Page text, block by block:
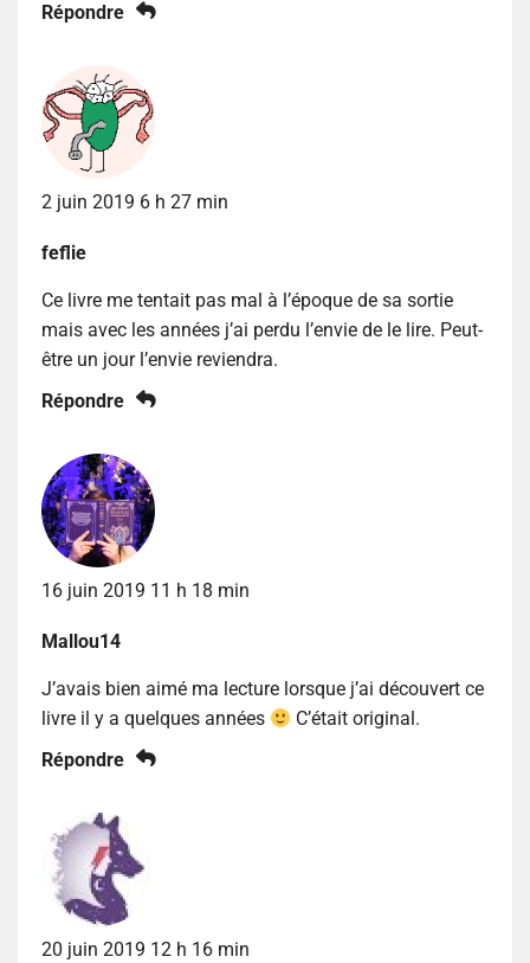
Répondre
2 juin 2019 6 h 27 min
feflie
Ce livre me tentait pas mal à l’époque de sa sortie
mais avec les années j’ai perdu l’envie de le lire. Peut-
être un jour l’envie reviendra.
Répondre
16 juin 2019 11 h 18 min
Mallou14
J’avais bien aimé ma lecture lorsque j’ai découvert ce
livre il y a quelques années
C’était original.
Répondre
20 juin 2019 12 h 16 min